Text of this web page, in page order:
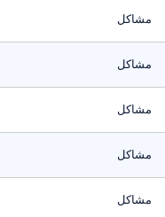
مشاكل
مشاكل
مشاكل
مشاكل
مشاكل